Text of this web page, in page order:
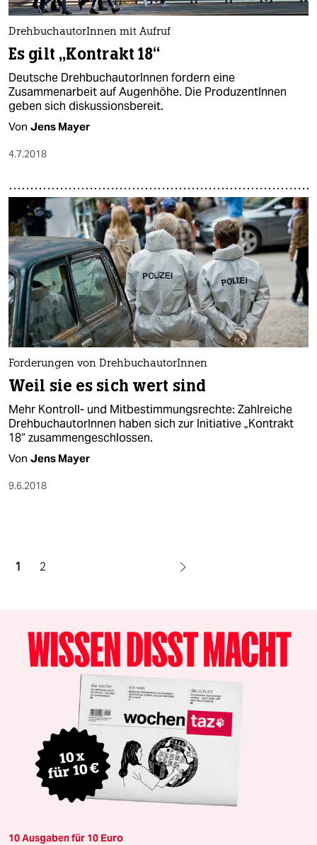
DrehbuchautorInnen mit Aufruf
Es gilt „Kontrakt 18“
Deutsche DrehbuchautorInnen fordern eine
Zusammenarbeit auf Augenhöhe. Die ProduzentInnen
geben sich diskussionsbereit.
Von Jens Mayer
4.7.2018
Forderungen von DrehbuchautorInnen
Weil sie es sich wert sind
Mehr Kontroll- und Mitbestimmungsrechte: Zahlreiche
DrehbuchautorInnen haben sich zur Initiative „Kontrakt
18“ zusammengeschlossen.
Von Jens Mayer
9.6.2018
1 2
10 Ausgaben für 10 Euro